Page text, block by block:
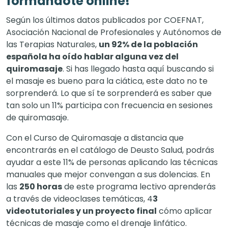
Según los últimos datos publicados porCOEFNAT,
Asociación Nacional de Profesionales y Autónomos de
las Terapias Naturales, un 92% de la población
española ha oído hablar alguna vez del
quiromasaje. Si has llegado hasta aquí buscando si
el masaje es bueno para la ciática, este dato no te
sorprenderá. Lo que sí te sorprenderá es saber que
tan solo un 11% participa con frecuencia en sesiones
de quiromasaje.
Con el Curso de Quiromasaje a distancia que
encontrarás en el catálogo de Deusto Salud, podrás
ayudar a este 11% de personas aplicando las técnicas
manuales que mejor convengan a sus dolencias. En
las 250 horasde este programa lectivo aprenderás
a través de videoclases temáticas, 43
videotutoriales y un proyecto final cómo aplicar
técnicas de masaje como el drenaje linfático.